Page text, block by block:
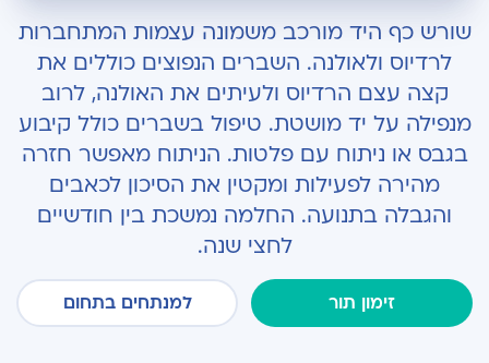
כיצד מטפלים בשבר שנגרם בשורש כף היד?
למה מומלץ לבחור בגישה ניתוחית?
כיצד מתבצע ניתוח לתיקון שבר בשורש כף היד?
מה קורה בתום הניתוח?
איך ניתן להגדיל את סיכויי ההצלחה?
מהו זמן ההחלמה הצפוי?
האם ישנם סיכונים או תופעות לוואי?
שורש כף היד מורכב משמונה עצמות המתחברות
לרדיוס ולאולנה. השברים הנפוצים כוללים את
קצה עצם הרדיוס ולעיתים את האולנה, לרוב
מנפילה על יד מושטת. טיפול בשברים כולל קיבוע
בגבס או ניתוח עם פלטות. הניתוח מאפשר חזרה
מהירה לפעילות ומקטין את הסיכון לכאבים
והגבלה בתנועה. החלמה נמשכת בין חודשיים
לחצי שנה.
זימון תור למנתחים בתחום